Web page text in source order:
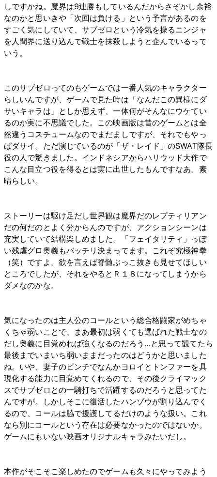
しですかね。魔界は9連勝もしているんだからさぞかし余裕
なのかと思いきや「次回は負ける」という予言があるのを
すごく気にしていて、サブゼロという冷気を操るニンジャ
を人間界に送り込んで戦士を抹殺しようと企んでいるって
いう。
このサブゼロってのもゲームでは一番人気のキャラクター
らしいんですが、ゲームで見た時は「なんだこの異様にダ
サいキャラは」としか思えず、一体何がそんなにウケてい
るのか実に不思議でした。この映画版は昔のゲームとは全
然違うコスチュームなのでまだましですが、それでもやっ
ぱダサイ。ただ演じているのが「ザ・レイド」のSWAT隊長
役の人で驚きました。インドネシアからハリウッド大作で
こんな目立つ役を得るとは実に出世したもんですなあ。素
晴らしい。
ストーリーは駆け足だし世界観は魔界だのレプティリアン
だの何だのとよく分からんのですが、アクションシーンは
充実していて結構楽しめました。「フェイタリティ」っぽ
い残虐グロ奥義もバッチリ決まってます。これぞ究極神拳
（笑）ですよ。欲を言えば脊髄ぶっこ抜きも見せてほしい
ところでしたが、それをやるとＲ１８になってしまうから
ダメなのかな。
気になったのは主人公のコールという総合格闘家がめちゃ
くちゃ弱いことで、まあ最初は弱くても選ばれた戦士なの
だし奥義に目覚めれば強くなるのだろう…と思って観てたら
最後までいまいち弱いままだったのはどうかと思いました
ね。いや、妻子のピンチでなんかヨロイとトンファーを具
現化する能力に目覚めてくれるので、その後クライマック
スでサブゼロとの一騎打ちで活躍するのだろうと思ってた
んですが。しかしそこに復活したハンゾウが割り込んでく
るので、コールは脇で援護してるだけのような扱い。これ
なら別にコールという存在は必要なかったのではないか。
ゲームにもいない映画オリジナルキャラみたいだし。
本作がそこそこ楽しめたのでゲームも久々にやってみよう